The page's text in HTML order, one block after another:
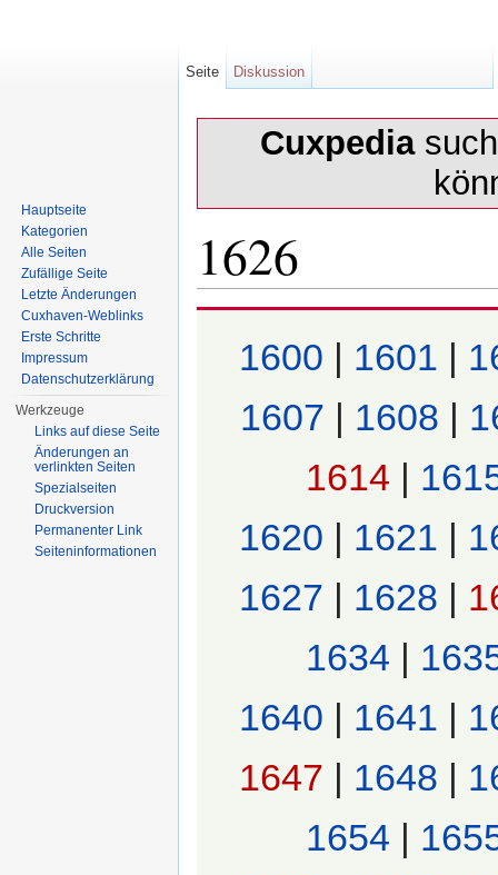
Cuxpedia
1626
1600 1601
1607
1608
1614
1620
1621
1627
1628
1634
1640
1641
1647
1648
1654
Seite Diskussion
Hauptseite
Kategorien
Alle Seiten
Zufällige Seite
Letzte Änderungen
Cuxhaven-Weblinks
Erste Schritte
Impressum
Datenschutzerklärung
Werkzeuge
Links auf diese Seite
Änderungen an
verlinkten Seiten
Spezialseiten
Druckversion
Permanenter Link
Seiten­informationen